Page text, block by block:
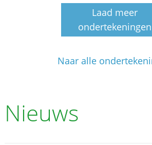
Laad meer
ondertekeningen
Naar alle
Nieuws